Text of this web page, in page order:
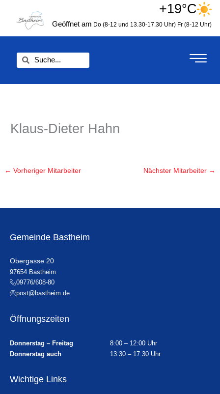
springen
+19°C
Geöffnet am Do (8-12 und 13.30-17.30 Uhr) Fr (8-12 Uhr)
Klaus-Dieter Hahn
← Vorheriger Mitarbeiter Nächster Mitarbeiter →
Gemeinde Bastheim
Obergasse 20
97654 Bastheim
09776/608-80
post@bastheim.de
Öffnungszeiten
Donnerstag – Freitag
8:00 – 12:00 Uhr
Donnerstag auch
13:30 – 17:30 Uhr
Wichtige Links